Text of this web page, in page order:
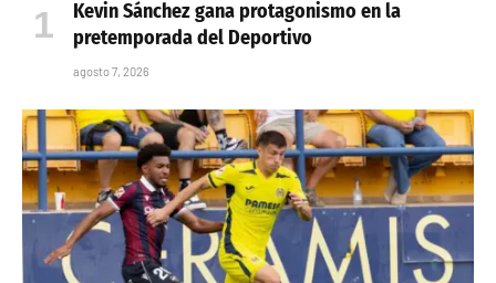
Kevin Sánchez gana protagonismo en la
pretemporada del Deportivo
agosto 7, 2026